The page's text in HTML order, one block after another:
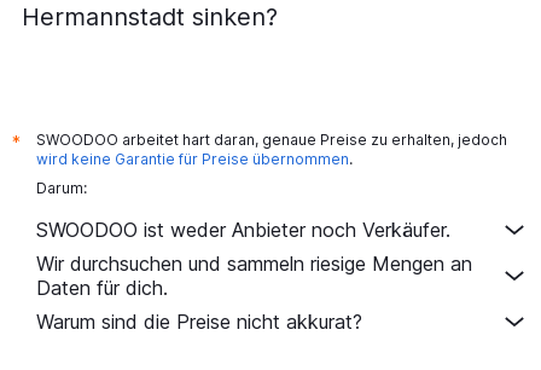
Hermannstadt sinken?
*
SWOODOO arbeitet hart daran, genaue Preise zu erhalten, jedoch
wird keine Garantie für Preise übernommen.
Darum:
SWOODOO ist weder Anbieter noch Verkäufer.
Wir durchsuchen und sammeln riesige Mengen an
Daten für dich.
Warum sind die Preise nicht akkurat?